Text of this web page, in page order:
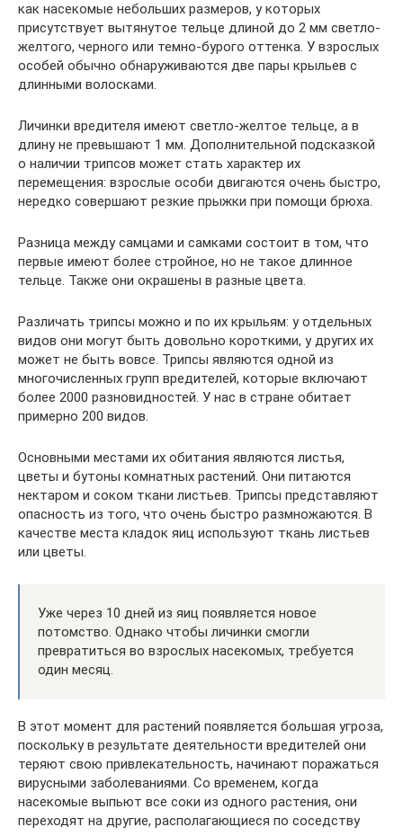
как насекомые небольших размеров, у которых
присутствует вытянутое тельце длиной до 2 мм светло-
желтого, черного или темно-бурого оттенка. У взрослых
особей обычно обнаруживаются две пары крыльев с
длинными волосками.
Личинки вредителя имеют светло-желтое тельце, а в
длину не превышают 1 мм. Дополнительной подсказкой
о наличии трипсов может стать характер их
перемещения: взрослые особи двигаются очень быстро,
нередко совершают резкие прыжки при помощи брюха.
Разница между самцами и самками состоит в том, что
первые имеют более стройное, но не такое длинное
тельце. Также они окрашены в разные цвета.
Различать трипсы можно и по их крыльям: у отдельных
видов они могут быть довольно короткими, у других их
может не быть вовсе. Трипсы являются одной из
многочисленных групп вредителей, которые включают
более 2000 разновидностей. У нас в стране обитает
примерно 200 видов.
Основными местами их обитания являются листья,
цветы и бутоны комнатных растений. Они питаются
нектаром и соком ткани листьев. Трипсы представляют
опасность из того, что очень быстро размножаются. В
качестве места кладок яиц используют ткань листьев
или цветы.
Уже через 10 дней из яиц появляется новое
потомство. Однако чтобы личинки смогли
превратиться во взрослых насекомых, требуется
один месяц.
В этот момент для растений появляется большая угроза,
поскольку в результате деятельности вредителей они
теряют свою привлекательность, начинают поражаться
вирусными заболеваниями. Со временем, когда
насекомые выпьют все соки из одного растения, они
переходят на другие, располагающиеся по соседству